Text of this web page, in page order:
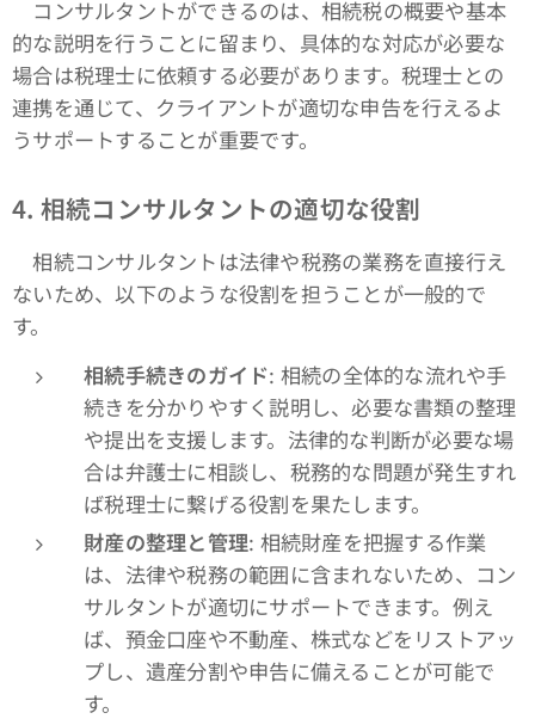
コンサルタントができるのは、相続税の概要や基本
的な説明を行うことに留まり、具体的な対応が必要な
場合は税理士に依頼する必要があります。税理士との
連携を通じて、クライアントが適切な申告を行えるよ
うサポートすることが重要です。
4. 相続コンサルタントの適切な役割
相続コンサルタントは法律や税務の業務を直接行え
ないため、以下のような役割を担うことが一般的で
す。
相続手続きのガイド: 相続の全体的な流れや手
続きを分かりやすく説明し、必要な書類の整理
や提出を支援します。法律的な判断が必要な場
合は弁護士に相談し、税務的な問題が発生すれ
ば税理士に繋げる役割を果たします。
財産の整理と管理: 相続財産を把握する作業
は、法律や税務の範囲に含まれないため、コン
サルタントが適切にサポートできます。例え
ば、預金口座や不動産、株式などをリストアッ
プし、遺産分割や申告に備えることが可能で
す。